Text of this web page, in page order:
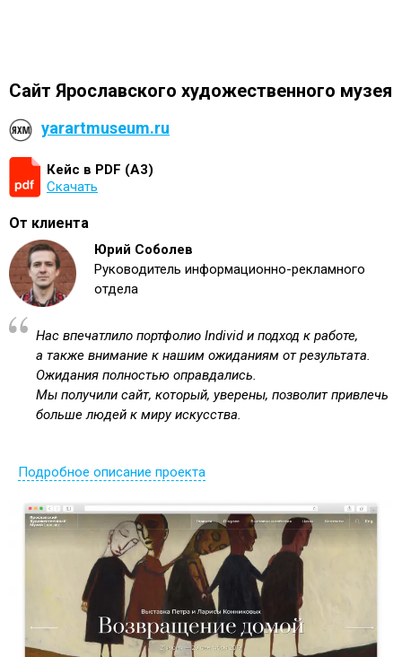
Сайт Ярославского художественного музея
yarartmuseum.ru
Кейс в PDF (А3)
Скачать
От клиента
Юрий Соболев
Руководитель информационно-рекламного
отдела
Нас впечатлило портфолио Individ и подход к работе,
а также внимание к нашим ожиданиям от результата.
Ожидания полностью оправдались.
Мы получили сайт, который, уверены, позволит привлечь
больше людей к миру искусства.
Подробное описание проекта